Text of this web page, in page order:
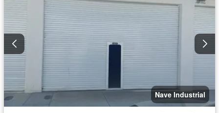
Nave Industrial